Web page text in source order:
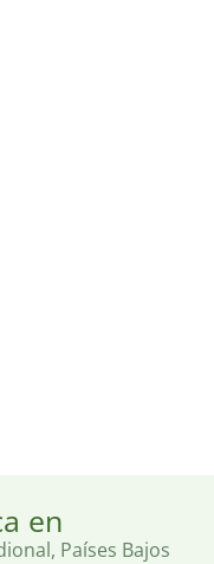
en
Países Bajos